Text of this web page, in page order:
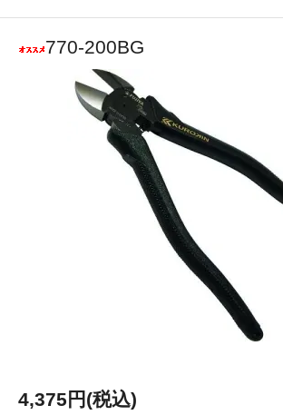
770-200BG
4,375円(税込)